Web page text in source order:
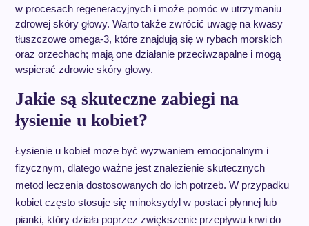
w procesach regeneracyjnych i może pomóc w utrzymaniu
zdrowej skóry głowy. Warto także zwrócić uwagę na kwasy
tłuszczowe omega-3, które znajdują się w rybach morskich
oraz orzechach; mają one działanie przeciwzapalne i mogą
wspierać zdrowie skóry głowy.
Jakie są skuteczne zabiegi na
łysienie u kobiet?
Łysienie u kobiet może być wyzwaniem emocjonalnym i
fizycznym, dlatego ważne jest znalezienie skutecznych
metod leczenia dostosowanych do ich potrzeb. W przypadku
kobiet często stosuje się minoksydyl w postaci płynnej lub
pianki, który działa poprzez zwiększenie przepływu krwi do